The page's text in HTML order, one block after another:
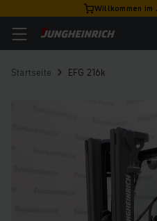
Willkommen im
Startseite EFG 216k